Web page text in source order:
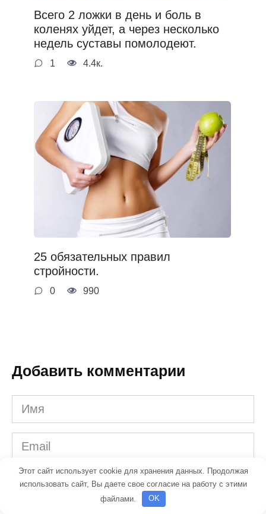
Всего 2 ложки в день и боль в
коленях уйдет, а через несколько
недель суставы помолодеют.
1 4.4к.
25 обязательных правил
стройности.
0 990
Добавить комментарии
Имя
*
Email
Комментарий
Этот сайт использует cookie для хранения данных. Продолжая
использовать сайт, Вы даете свое согласие на работу с этими
файлами.
OK